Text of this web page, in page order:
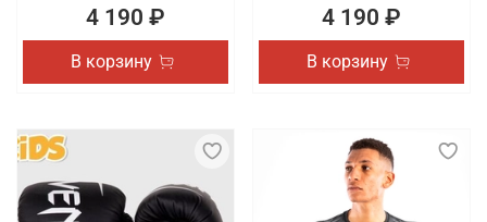
4 190 ₽
В корзину
4 190 ₽
В корзину